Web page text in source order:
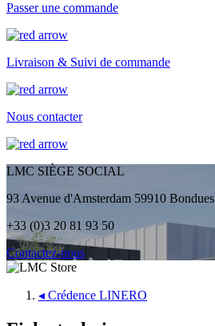
Passer une commande
Livraison & Suivi de commande
Nous contacter
LMC SIÈGE SOCIAL
93 Avenue d'Amsterdam 59910 Bondues
+33 (0)3 20 81 93 50
Contactez-nous
◂ Crédence LINERO